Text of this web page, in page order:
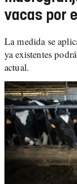
vacas por
La medida se
ya existentes
actual.